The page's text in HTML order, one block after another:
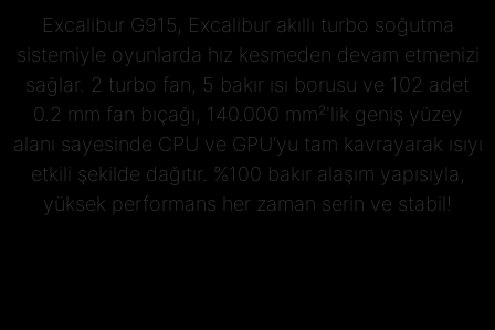
Excalibur G915, Excalibur akıllı turbo soğutma
sistemiyle oyunlarda hız kesmeden devam etmenizi
sağlar. 2 turbo fan, 5 bakır ısı borusu ve 102 adet
0.2 mm fan bıçağı, 140.000 mm²'lik geniş yüzey
alanı sayesinde CPU ve GPU’yu tam kavrayarak ısıyı
etkili şekilde dağıtır. %100 bakır alaşım yapısıyla,
yüksek performans her zaman serin ve stabil!